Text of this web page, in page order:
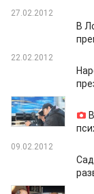
27.02.2012
В
22.02.2012
15.02.2012
09.02.2012
08.02.2012